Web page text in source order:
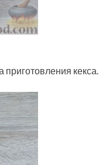
приготовления кекса.